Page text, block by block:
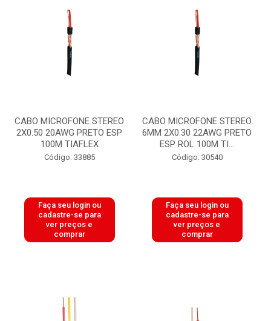
CABO MICROFONE STEREO
2X0.50 20AWG PRETO ESP
100M TIAFLEX
Código: 33885
Faça seu login ou
cadastre-se para
ver preços e
comprar
CABO MICROFONE STEREO
6MM 2X0.30 22AWG PRETO
ESP ROL 100M TI...
Código: 30540
Faça seu login ou
cadastre-se para
ver preços e
comprar